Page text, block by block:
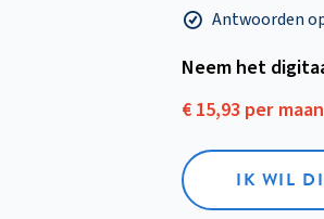
Antwoorden
Neem het
€ 15,93 per
IK WIL